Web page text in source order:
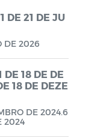
2
DE 21 DE JU
DE 2026
18 DE DE
18 DE DEZE
DE 2024.6
2024